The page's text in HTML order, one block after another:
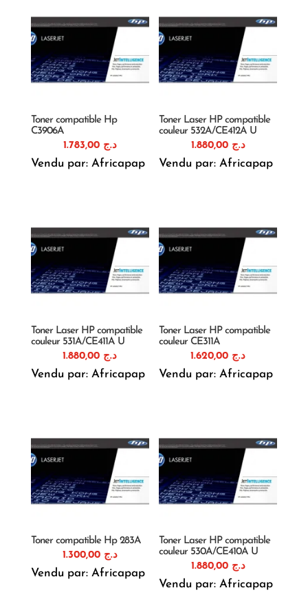
Toner compatible Hp
C3906A
د.ج 1.783,00
Vendu par: Africapap
Toner Laser HP compatible
couleur 532A/CE412A U
د.ج 1.880,00
Vendu par: Africapap
Toner Laser HP compatible
couleur 531A/CE411A U
د.ج
Vendu par: Africapap
Toner Laser HP compatible
couleur CE311A
د.ج
Vendu par: Africapap
Toner compatible Hp 283A
د.ج 1.300,00
Vendu par: Africapap
Toner Laser HP compatible
couleur 530A/CE410A U
د.ج 1.880,00
Vendu par: Africapap